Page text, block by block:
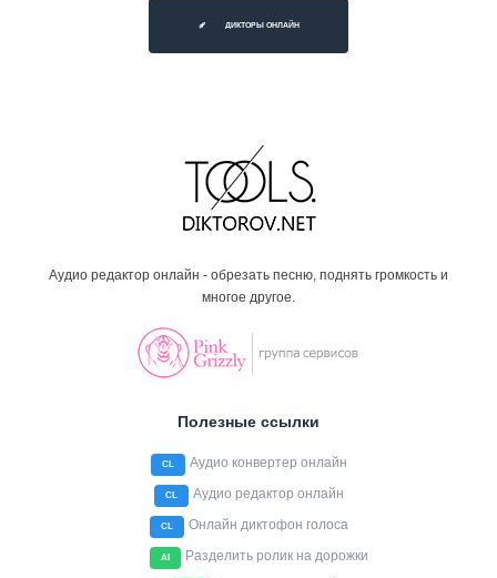
ДИКТОРЫ ОНЛАЙН
Аудио редактор онлайн - обрезать песню, поднять громкость и
многое другое.
Полезные ссылки
CL Аудио конвертер онлайн
CL Аудио редактор онлайн
CL Онлайн диктофон голоса
AI Разделить ролик на дорожки